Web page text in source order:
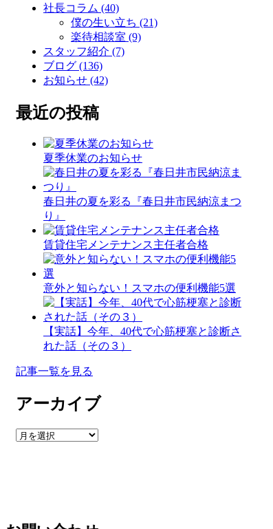
社長コラム (40)
僕の生い立ち (21)
楽待相談室 (9)
スタッフ紹介 (7)
ブログ (136)
お知らせ (42)
最近の投稿
夏季休業のお知らせ
春日井の夏を彩る『春日井市民納涼まつ
り』
賃貸住宅メンテナンス主任者合格
意外と知らない！スマホの便利機能5選
【実話】今年、40代で心筋梗塞と診断さ
れた話（その３）
記事一覧を見る
アーカイブ
ア